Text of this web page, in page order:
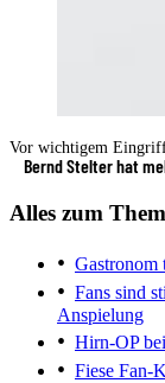
Vor wichtigem
Bernd Stelter hat
Alles zum
Gastronom
Fans sind
Anspielung
Hirn-OP
Fiese Fan-